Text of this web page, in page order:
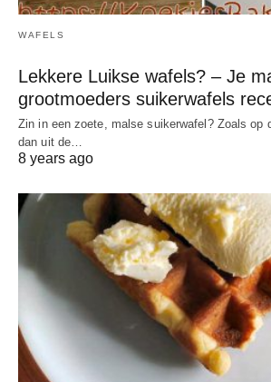
WAFELS
Lekkere Luikse wafels? – Je
grootmoeders suikerwafels
Zin in een zoete, malse suikerwafel? Zoals op
dan uit de…
8 years ago